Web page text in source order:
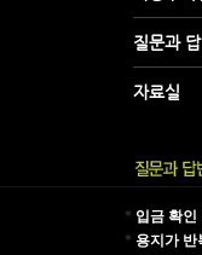
* 입금 확인
* 용지가